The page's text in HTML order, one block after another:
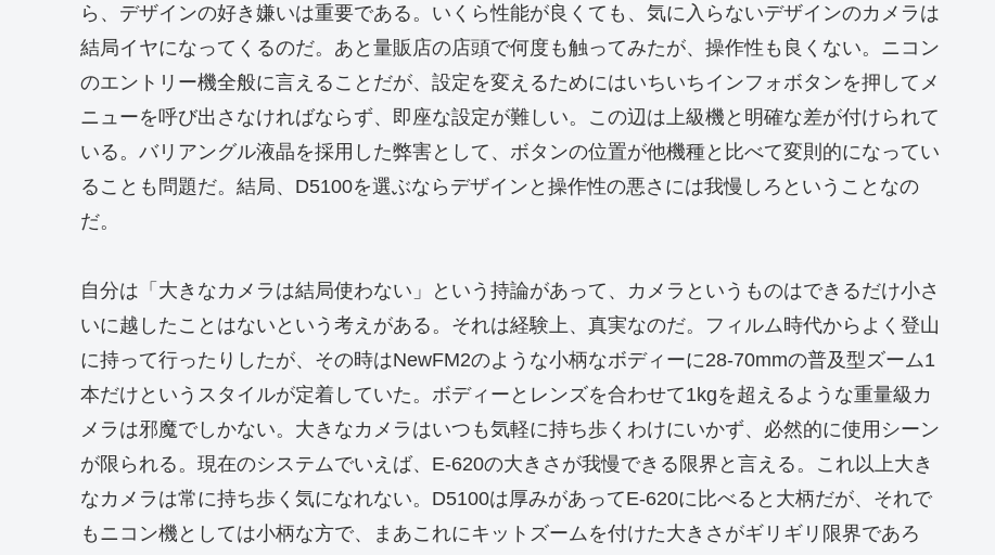
ら、デザインの好き嫌いは重要である。いくら性能が良くても、気に入らないデザインのカメラは
結局イヤになってくるのだ。あと量販店の店頭で何度も触ってみたが、操作性も良くない。ニコン
のエントリー機全般に言えることだが、設定を変えるためにはいちいちインフォボタンを押してメ
ニューを呼び出さなければならず、即座な設定が難しい。この辺は上級機と明確な差が付けられて
いる。バリアングル液晶を採用した弊害として、ボタンの位置が他機種と比べて変則的になってい
ることも問題だ。結局、D5100を選ぶならデザインと操作性の悪さには我慢しろということなの
だ。
自分は「大きなカメラは結局使わない」という持論があって、カメラというものはできるだけ小さ
いに越したことはないという考えがある。それは経験上、真実なのだ。フィルム時代からよく登山
に持って行ったりしたが、その時はNewFM2のような小柄なボディーに28-70mmの普及型ズーム1
本だけというスタイルが定着していた。ボディーとレンズを合わせて1kgを超えるような重量級カ
メラは邪魔でしかない。大きなカメラはいつも気軽に持ち歩くわけにいかず、必然的に使用シーン
が限られる。現在のシステムでいえば、E-620の大きさが我慢できる限界と言える。これ以上大き
なカメラは常に持ち歩く気になれない。D5100は厚みがあってE-620に比べると大柄だが、それで
もニコン機としては小柄な方で、まあこれにキットズームを付けた大きさがギリギリ限界であろ